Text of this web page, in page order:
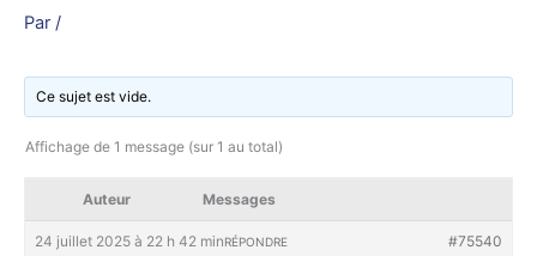
Par /
Ce sujet est vide.
Affichage de 1 message (sur 1 au total)
Auteur Messages
24 juillet 2025 à 22 h 42 min #75540
RÉPONDRE